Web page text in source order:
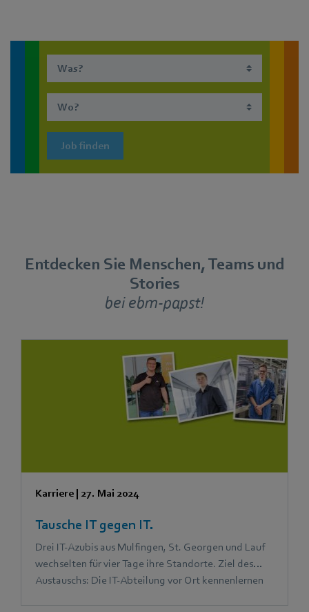
Job finden
Entdecken Sie Menschen, Teams und
Stories
bei ebm-papst!
Karriere | 27. Mai 2024
Tausche IT gegen IT.
Drei IT-Azubis aus Mulfingen, St. Georgen und Lauf
wechselten für vier Tage ihre Standorte. Ziel des
Austauschs: Die IT-Abteilung vor Ort kennenlernen